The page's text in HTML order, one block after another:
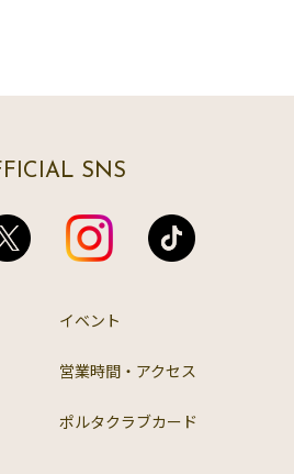
SNS
イベント
営業時間・アクセス
ポルタクラブカード